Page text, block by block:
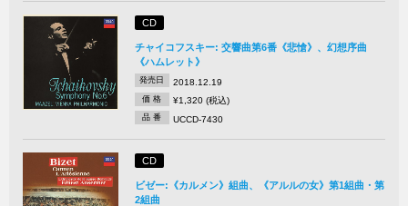
CD
チャイコフスキー: 交響曲第6番《悲愴》、幻想序曲
《ハムレット》
発売日 2018.12.19
価 格 ¥1,320 (税込)
品 番 UCCD-7430
CD
ビゼー:《カルメン》組曲、《アルルの女》第1組曲・第
2組曲